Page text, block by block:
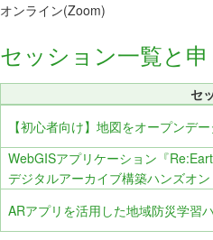
オンライン(Zoom)
セッション一覧と
セ
【初心者向け】地図をオープンデ
WebGISアプリケーション『
デジタルアーカイブ構築ハンズオン
ARアプリを活用した地域防災学習